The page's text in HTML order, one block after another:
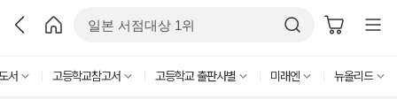
서 고등학교참고서 고등학교 출판사별 미래엔 뉴올리드